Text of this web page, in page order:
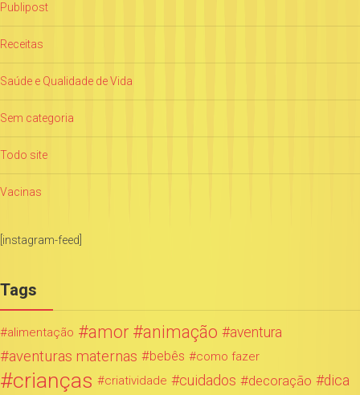
Publipost
Receitas
Saúde e Qualidade de Vida
Sem categoria
Todo site
Vacinas
[instagram-feed]
Tags
alimentação amor animação aventura
aventuras maternas bebês como fazer
crianças criatividade cuidados decoração dica